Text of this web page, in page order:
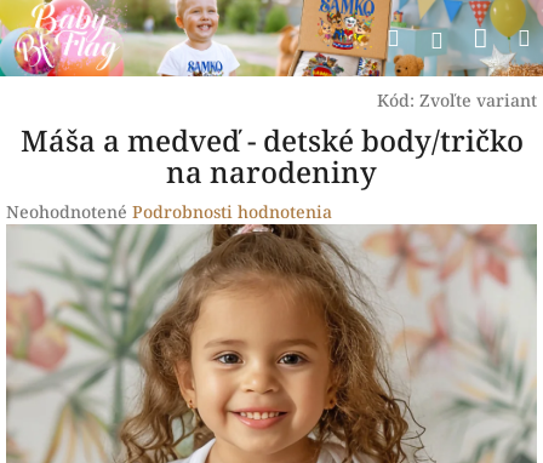
Prejsť
na
obsah
Hľadať
Kód: Zvoľte variant
Máša a medveď - detské body/tričko
na narodeniny
Priemerné
hodnotenie
produktu
je
0,0
z
5
hviezdičiek.
Neohodnotené Podrobnosti hodnotenia